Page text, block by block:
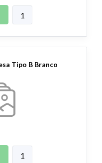
Tipo B Branco